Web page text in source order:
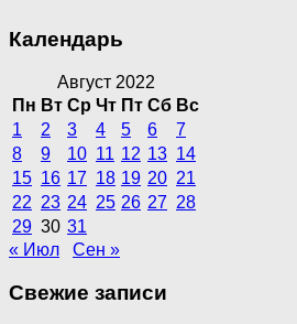
Календарь
Август 2022
Пн Вт Ср Чт Пт Сб Вс
1
2 3 4 5 6
7
8
9 10 11 12 13 14
15 16 17 18 19 20 21
22 23 24 25 26 27 28
29 30 31
« Июл
Сен »
Свежие записи